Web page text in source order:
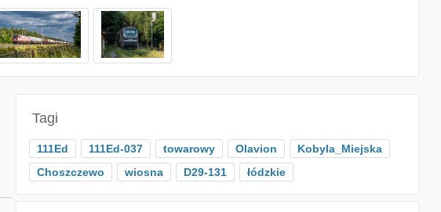
Tagi
111Ed 111Ed-037 towarowy Olavion
Kobyla_Miejska
Choszczewo
wiosna D29-131 łódzkie